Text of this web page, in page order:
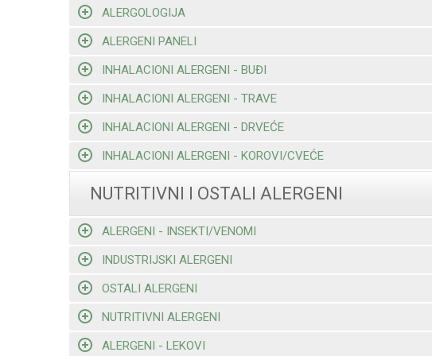
ALERGOLOGIJA
ALERGENI PANELI
INHALACIONI ALERGENI - BUĐI
INHALACIONI ALERGENI - TRAVE
INHALACIONI ALERGENI - DRVEĆE
INHALACIONI ALERGENI - KOROVI/CVEĆE
NUTRITIVNI I OSTALI ALERGENI
ALERGENI - INSEKTI/VENOMI
INDUSTRIJSKI ALERGENI
OSTALI ALERGENI
NUTRITIVNI ALERGENI
ALERGENI - LEKOVI